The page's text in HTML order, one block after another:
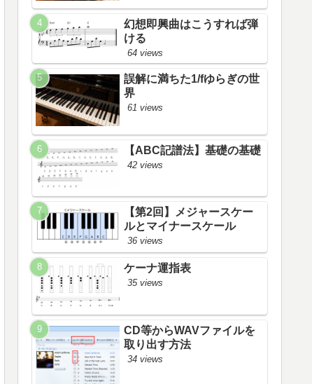
幻想即興曲はこうすれば弾
ける
64 views
誤解に満ちた1/fゆらぎの世
界
61 views
【ABC記譜法】基礎の基礎
42 views
【第2回】メジャースケー
ルとマイナースケール
36 views
ケーナ運指表
35 views
CD等からWAVファイルを
取り出す方法
34 views